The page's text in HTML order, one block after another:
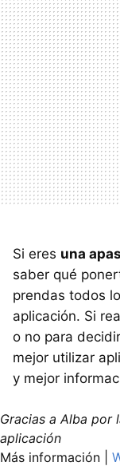
Si eres una
saber qué
prendas todos
aplicación. Si
o no para
mejor utilizar
y mejor
Gracias a Alba por
aplicación
Más información |